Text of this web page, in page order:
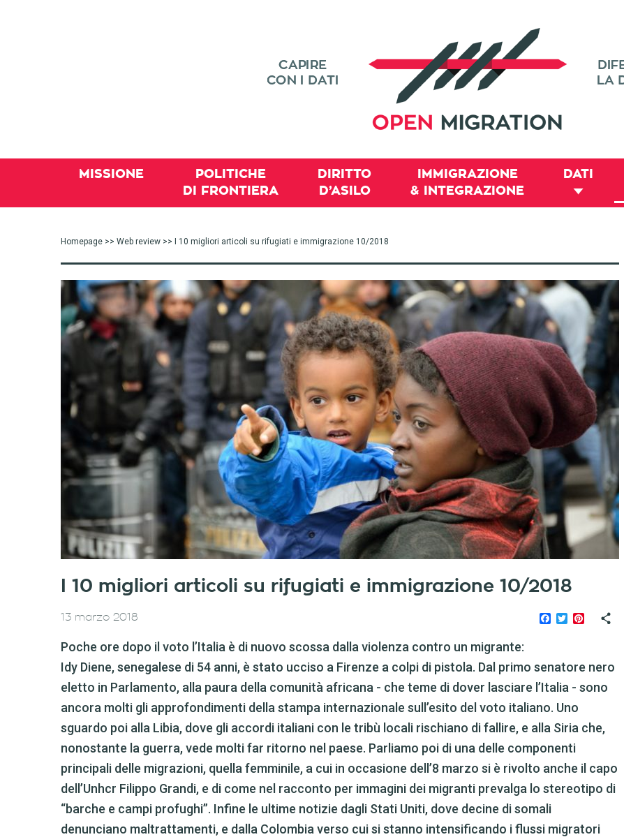
MISSIONE
POLITICHE
DI FRONTIERA
DIRITTO
D’ASILO
IMMIGRAZIONE
& INTEGRAZIONE
DATI
Homepage >> Web review >> I 10 migliori articoli su rifugiati e immigrazione 10/2018
I 10 migliori articoli su rifugiati e immigrazione 10/2018
Facebook
TwitterPinterest
13 marzo 2018
Poche ore dopo il voto l’Italia è di nuovo scossa dalla violenza contro un migrante:
Idy Diene, senegalese di 54 anni, è stato ucciso a Firenze a colpi di pistola. Dal primo senatore nero
eletto in Parlamento, alla paura della comunità africana - che teme di dover lasciare l’Italia - sono
ancora molti gli approfondimenti della stampa internazionale sull’esito del voto italiano. Uno
sguardo poi alla Libia, dove gli accordi italiani con le tribù locali rischiano di fallire, e alla Siria che,
nonostante la guerra, vede molti far ritorno nel paese. Parliamo poi di una delle componenti
principali delle migrazioni, quella femminile, a cui in occasione dell’8 marzo si è rivolto anche il capo
dell’Unhcr Filippo Grandi, e di come nel racconto per immagini dei migranti prevalga lo stereotipo di
“barche e campi profughi”. Infine le ultime notizie dagli Stati Uniti, dove decine di somali
denunciano maltrattamenti, e dalla Colombia verso cui si stanno intensificando i flussi migratori